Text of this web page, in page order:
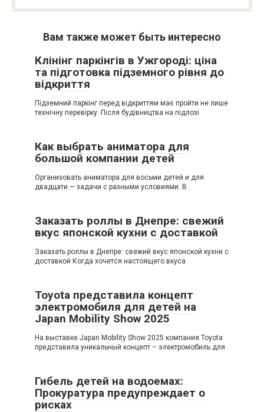
Вам также может быть интересно
Клінінг паркінгів в Ужгороді: ціна
та підготовка підземного рівня до
відкриття
Підземний паркінг перед відкриттям має пройти не лише
технічну перевірку. Після будівництва на підлозі
Как выбрать аниматора для
большой компании детей
Организовать аниматора для восьми детей и для
двадцати — задачи с разными условиями. В
Заказать роллы в Днепре: свежий
вкус японской кухни с доставкой
Заказать роллы в Днепре: свежий вкус японской кухни с
доставкой Когда хочется настоящего вкуса
Toyota представила концепт
электромобиля для детей на
Japan Mobility Show 2025
На выставке Japan Mobility Show 2025 компания Toyota
представила уникальный концепт – электромобиль для
Гибель детей на водоемах:
Прокуратура предупреждает о
рисках